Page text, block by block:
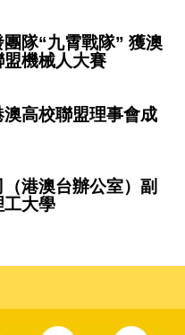
隊“九霄戰隊” 獲澳
機械人大賽
高校聯盟理事會成
港澳台辦公室）副
工大學